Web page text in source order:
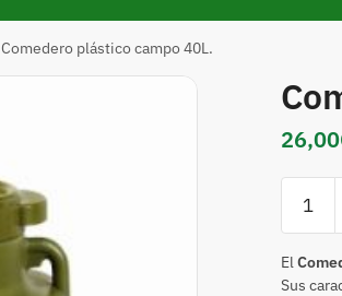
Comedero plástico campo 40L.
26,00
El
Sus